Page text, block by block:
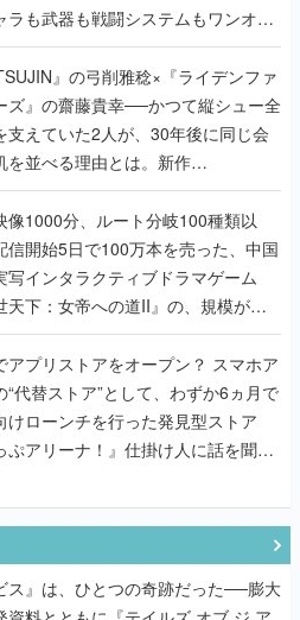
ラも武器も戦闘システムもワンオフ
込まれた理由を両ディレクターに聞
』の弓削雅稔×『ライデンファ
ズ』の齋藤貴幸──かつて縦シュー全
支えていた2人が、30年後に同じ会
を並べる理由とは。新作
EXTREME』で初タッグを組
ジェンド2人に訊く開発秘話
像1000分、ルート分岐100種類以
信開始5日で100万本を売った、中国
写インタラクティブドラマゲーム
天下：女帝への道II』の、規模が違
わりをプロデューサーに聞いた
プリストアをオープン？ スマホア
“代替ストア”として、わずか6ヵ月で
けローンチを行った発見型ストア
ぷアリーナ！』仕掛け人に話を聞い
ス』は、ひとつの奇跡だった──膨大